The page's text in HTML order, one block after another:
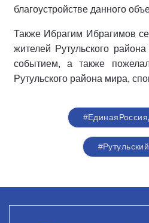
благоустройстве данного
Также Ибрагим Ибрагимов
жителей Рутульского
событием, а также
Рутульского района мира,